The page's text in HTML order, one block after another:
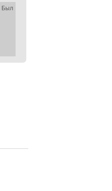
Был